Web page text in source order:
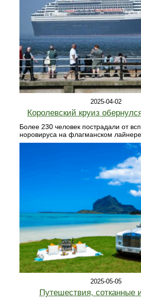
2025-04-02
Королевский круиз
Более 230 человек пострадали от
норовируса на флагманском
2025-05-05
Путешествия, сотканные